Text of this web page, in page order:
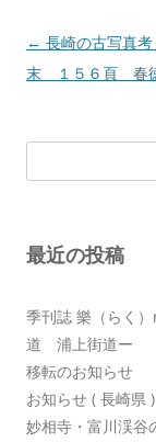
投
稿
ョ
← 長崎の古写真
末 １５６頁 春
索:
最近の投稿
季刊誌 樂（らく
道 浦上街道ー
移転のお知らせ
お知らせ ( 長崎県 )
妙相寺・富川渓